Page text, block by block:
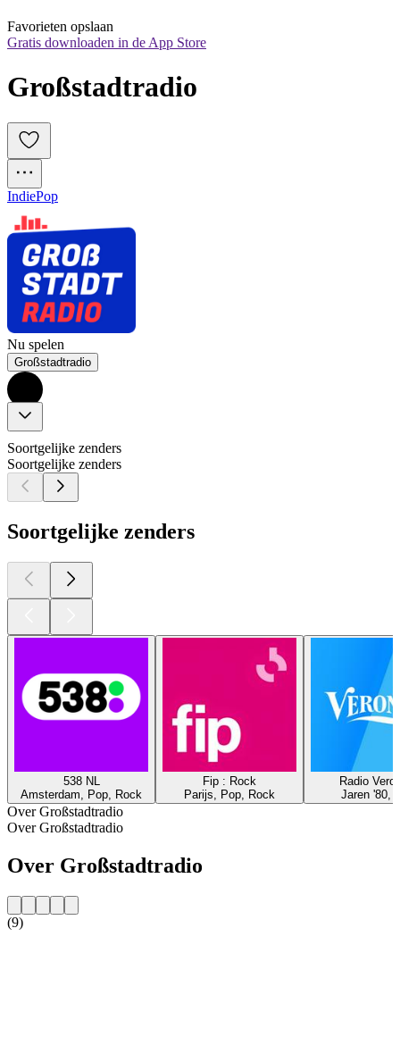
Favorieten opslaan
Gratis downloaden in de App Store
Großstadtradio
IndiePop
Nu spelen
Großstadtradio
Soortgelijke zenders
Soortgelijke zenders
Soortgelijke zenders
538 NL
Amsterdam, Pop, Rock
Fip : Rock
Parijs, Pop, Rock
Radio
Jaren '80,
Over Großstadtradio
Over Großstadtradio
Over Großstadtradio
(9)